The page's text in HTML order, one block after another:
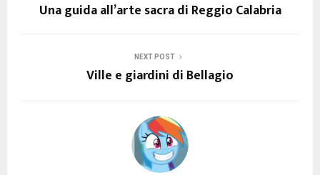
Una guida all’arte sacra di Reggio Calabria
NEXT POST
Ville e giardini di Bellagio